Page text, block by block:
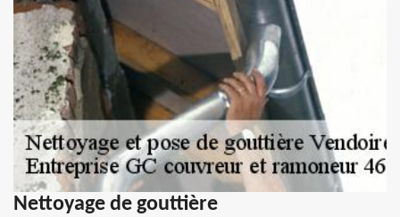
Nettoyage de gouttière